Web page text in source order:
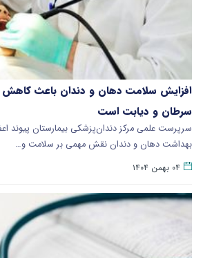
افزایش سلامت دهان و دندان باعث کاهش
سرطان و دیابت است
سرپرست علمی مرکز دندان‌پزشکی بیمارستان پیوند
بهداشت دهان و دندان نقش مهمی بر سلامت و…
۰۴ بهمن ۱۴۰۴